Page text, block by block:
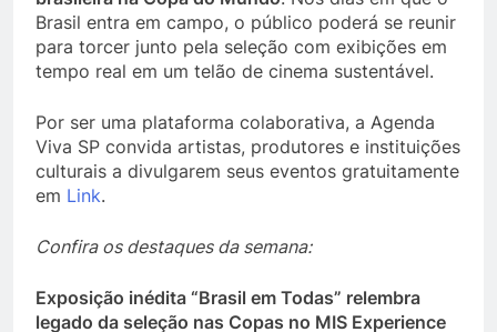
Brasil entra em campo, o público poderá se reunir
para torcer junto pela seleção com exibições em
tempo real em um telão de cinema sustentável.
Por ser uma plataforma colaborativa, a Agenda
Viva SP convida artistas, produtores e instituições
culturais a divulgarem seus eventos gratuitamente
em Link.
Confira os destaques da semana:
Exposição inédita “Brasil em Todas” relembra
legado da seleção nas Copas no MIS Experience